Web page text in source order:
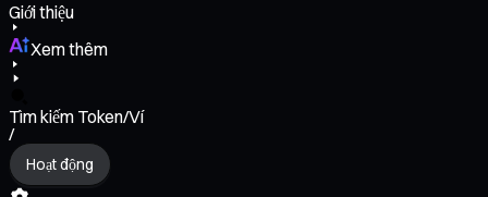
Giới thiệu
Xem thêm
Tìm kiếm Token/Ví
/
Hoạt động